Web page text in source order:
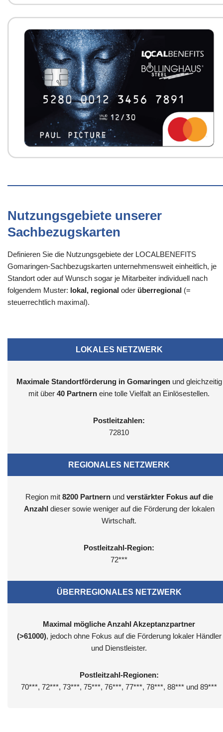
Nutzungsgebiete unserer
Sachbezugskarten
Definieren Sie die Nutzungsgebiete der LOCALBENEFITS
Gomaringen-Sachbezugskarten unternehmensweit einheitlich, je
Standort oder auf Wunsch sogar je Mitarbeiter individuell nach
folgendem Muster: lokal, regional oder überregional (=
steuerrechtlich maximal).
LOKALES NETZWERK
Maximale Standortförderung in Gomaringenund gleichzeitig
mit über 40 Partnern eine tolle Vielfalt an Einlösestellen.
Postleitzahlen:
72810
REGIONALES NETZWERK
Region mit 8200 Partnernund verstärkter Fokus auf die
Anzahl dieser sowie weniger auf die Förderung der lokalen
Wirtschaft.
Postleitzahl-Region:
72***
ÜBERREGIONALES NETZWERK
Maximal mögliche Anzahl Akzeptanzpartner
(>61000), jedoch ohne Fokus auf die Förderung lokaler Händler
und Dienstleister.
Postleitzahl-Regionen:
70***, 72***, 73***, 75***, 76***, 77***, 78***, 88*** und 89***